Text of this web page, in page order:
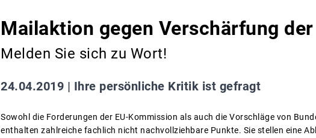
Mailaktion gegen Verschärfung
Melden Sie sich zu Wort!
24.04.2019 | Ihre persönliche Kritik ist gefragt
Sowohl die Forderungen der EU-Kommission als auch die Vorschläge von
enthalten zahlreiche fachlich nicht nachvollziehbare Punkte. Sie stellen eine